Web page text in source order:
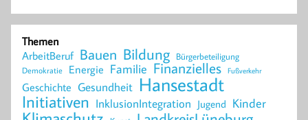
Themen
ArbeitBeruf Bauen Bildung Bürgerbeteiligung
Demokratie Energie Familie Finanzielles Fußverkehr
Geschichte Gesundheit Hansestadt
Initiativen InklusionIntegration Jugend Kinder